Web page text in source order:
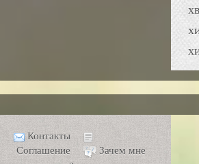
Контакты
Соглашение
Зачем мне